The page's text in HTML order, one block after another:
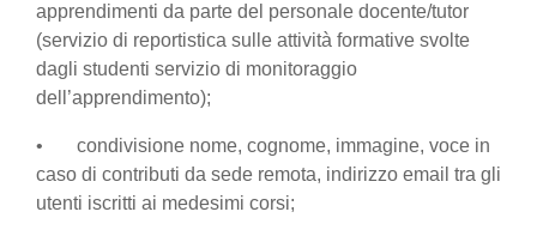
apprendimenti da parte del personale docente/tutor
(servizio di reportistica sulle attività formative svolte
dagli studenti servizio di monitoraggio
dell’apprendimento);
• condivisione nome, cognome, immagine, voce in
caso di contributi da sede remota, indirizzo email tra gli
utenti iscritti ai medesimi corsi;